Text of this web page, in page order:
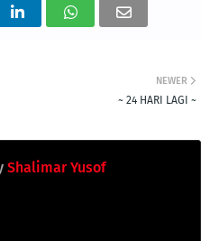
NEWER
~ 24 HARI LAGI ~
Shalimar Yusof